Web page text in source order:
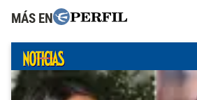
MÁS EN